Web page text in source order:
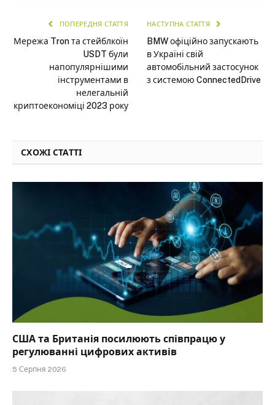
ПОПЕРЕДНЯ СТАТТЯ
Мережа Tron та стейблкоїн
USDT були
напопулярнішими
інструментами в
нелегальній
криптоекономіці 2023 року
НАСТУПНА СТАТТЯ
BMW офіційно запускають
в Україні свій
автомобільний застосунок
з системою ConnectedDrive
СХОЖІ СТАТТІ
США та Британія посилюють співпрацю у
регулюванні цифрових активів
5 Серпня 2026